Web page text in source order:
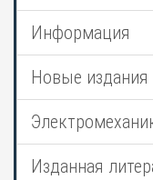
Информация
Новые издания
Изданная